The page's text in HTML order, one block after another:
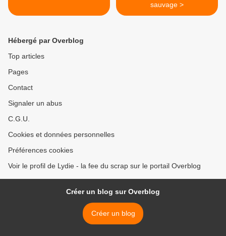
sauvage >
Hébergé par Overblog
Top articles
Pages
Contact
Signaler un abus
C.G.U.
Cookies et données personnelles
Préférences cookies
Voir le profil de Lydie - la fee du scrap sur le portail Overblog
Créer un blog sur Overblog
Créer un blog